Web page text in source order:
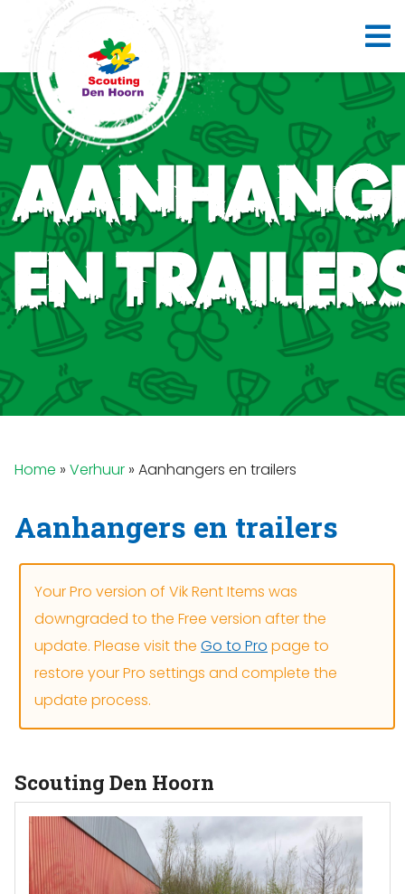
en
Home » Verhuur » Aanhangers en trailers
Aanhangers en trailers
Your Pro version of Vik Rent Items was
downgraded to the Free version after the
update. Please visit the Go to Pro page to
restore your Pro settings and complete the
update process.
Scouting Den Hoorn